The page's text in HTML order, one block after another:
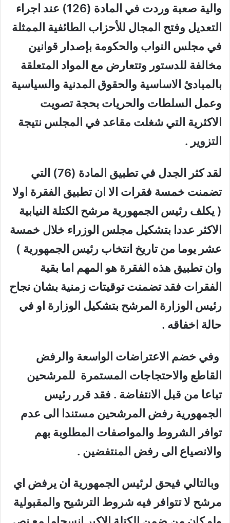
والية صعبة وردت في المادة (126) عند اجراء
التعديل وفتح المجال للأحزاب الطائفية الممثلة
في مجلس النواب والحكومة بإصدار قوانين
مخالفة للدستور وتتعارض مع المواد المتعلقة
بالمبادئ الاساسية والحقوق المدنية والسياسية
وعمل السلطات والحريات بحجة تصويت
الاكثرية التي شغلت مقاعد في المجلس نتيجة
التزوير .
لقد كثر الجدل في تطبيق المادة (76) التي
تضمنت خمسة فقرات الا ان تطبيق الفقرة اولا
( يكلف رئيس الجمهورية مرشح الكتلة النيابية
الاكثر عددا بتشكيل مجلس الوزراء خلال خمسة
عشر يوما من تاريخ انتخاب رئيس الجمهورية )
وان تطبيق هذه الفقرة هو المهم اما بقية
الفقرات فقد تضمنت توقيتات زمنية بشان نجاح
رئيس الوزارة المرشح بتشكيل الوزارة او في
حالة اخفاقه .
وفي خضم الاعتراضات الواسعة والرفض
القاطع والاحتجاجات المستمرة للمرشحين
تباعا من قبل الانتفاضة . فقد قرر رئيس
الجمهورية رفض المرشحين مستندا الى عدم
توافر الشروط والمواصفات المطلوبة بهم
والانصياع الى رفض المنتفضين .
وبالتالي فيحق لرئيس الجمهورية ان يرفض اي
مرشح لا تتوافر فيه شروط الترشيح والمقبولية